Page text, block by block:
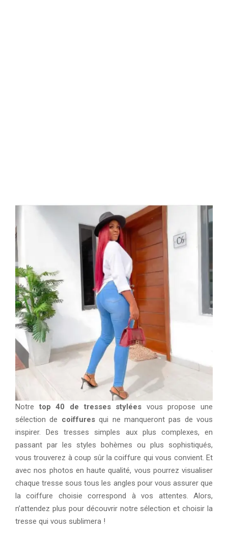
Notre top 40 de tresses stylées vous propose une
sélection de coiffuresqui ne manqueront pas de vous
inspirer. Des tresses simples aux plus complexes, en
passant par les styles bohèmes ou plus sophistiqués,
vous trouverez à coup sûr la coiffure qui vous convient. Et
avec nos photos en haute qualité, vous pourrez visualiser
chaque tresse sous tous les angles pour vous assurer que
la coiffure choisie correspond à vos attentes. Alors,
n’attendez plus pour découvrir notre sélection et choisir la
tresse qui vous sublimera !